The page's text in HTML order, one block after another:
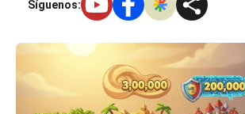
Síguenos: